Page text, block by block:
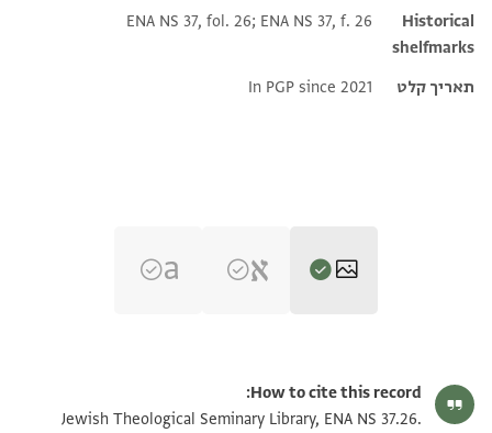
Historical
shelfmarks
ENA NS 37, fol. 26; ENA NS 37, f. 26
תאריך קלט In PGP since 2021
ENA NS 37.26 1
How to cite this record:
Jewish Theological Seminary Library, ENA NS 37.26.